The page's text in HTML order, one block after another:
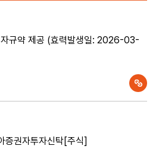
자규약 제공 (효력발생일: 2026-03-
증권자투자신탁[주식]
6개월 1년